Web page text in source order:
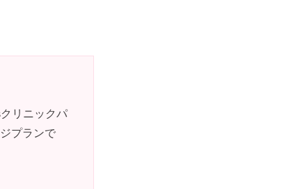
リニックパ
プランで